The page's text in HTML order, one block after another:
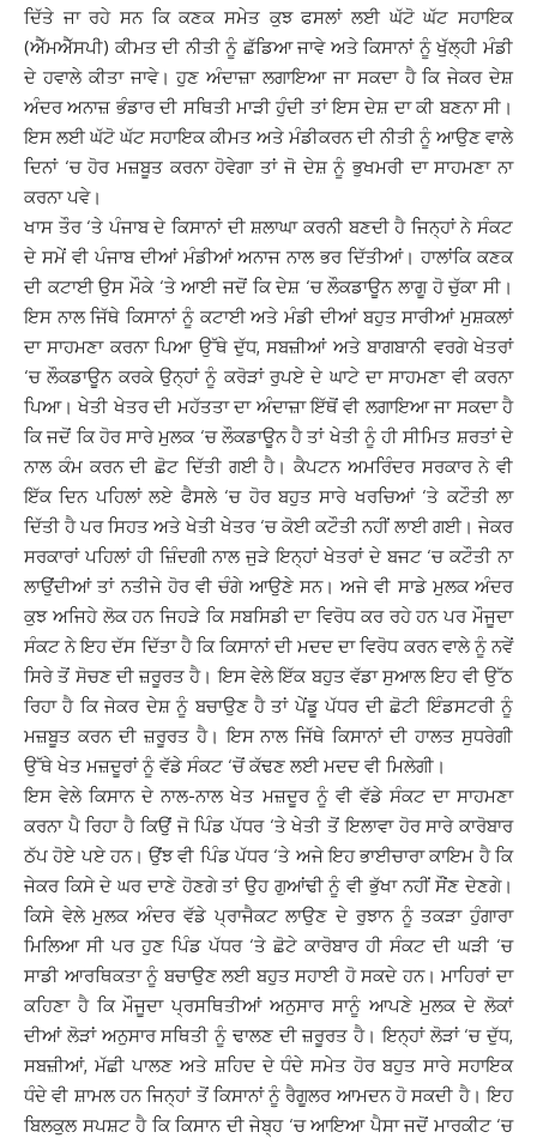
ਦਿੱਤੇ ਜਾ ਰਹੇ ਸਨ ਕਿ ਕਣਕ ਸਮੇਤ ਕੁਝ ਫਸਲਾਂ ਲਈ ਘੱਟੋ ਘੱਟ ਸਹਾਇਕ
(ਐੱਮਐੱਸਪੀ) ਕੀਮਤ ਦੀ ਨੀਤੀ ਨੂੰ ਛੱਡਿਆ ਜਾਵੇ ਅਤੇ ਕਿਸਾਨਾਂ ਨੂੰ ਖੁੱਲ੍ਹੀ ਮੰਡੀ
ਦੇ ਹਵਾਲੇ ਕੀਤਾ ਜਾਵੇ। ਹੁਣ ਅੰਦਾਜ਼ਾ ਲਗਾਇਆ ਜਾ ਸਕਦਾ ਹੈ ਕਿ ਜੇਕਰ ਦੇਸ਼
ਅੰਦਰ ਅਨਾਜ਼ ਭੰਡਾਰ ਦੀ ਸਥਿਤੀ ਮਾੜੀ ਹੁੰਦੀ ਤਾਂ ਇਸ ਦੇਸ਼ ਦਾ ਕੀ ਬਣਨਾ ਸੀ।
ਇਸ ਲਈ ਘੱਟੋ ਘੱਟ ਸਹਾਇਕ ਕੀਮਤ ਅਤੇ ਮੰਡੀਕਰਨ ਦੀ ਨੀਤੀ ਨੂੰ ਆਉਣ ਵਾਲੇ
ਦਿਨਾਂ ‘ਚ ਹੋਰ ਮਜ਼ਬੂਤ ਕਰਨਾ ਹੋਵੇਗਾ ਤਾਂ ਜੋ ਦੇਸ਼ ਨੂੰ ਭੁਖਮਰੀ ਦਾ ਸਾਹਮਣਾ ਨਾ
ਕਰਨਾ ਪਵੇ।
ਖਾਸ ਤੌਰ ‘ਤੇ ਪੰਜਾਬ ਦੇ ਕਿਸਾਨਾਂ ਦੀ ਸ਼ਲਾਘਾ ਕਰਨੀ ਬਣਦੀ ਹੈ ਜਿਨ੍ਹਾਂ ਨੇ ਸੰਕਟ
ਦੇ ਸਮੇਂ ਵੀ ਪੰਜਾਬ ਦੀਆਂ ਮੰਡੀਆਂ ਅਨਾਜ ਨਾਲ ਭਰ ਦਿੱਤੀਆਂ। ਹਾਲਾਂਕਿ ਕਣਕ
ਦੀ ਕਟਾਈ ਉਸ ਮੌਕੇ ‘ਤੇ ਆਈ ਜਦੋਂ ਕਿ ਦੇਸ਼ ‘ਚ ਲੌਕਡਾਊਨ ਲਾਗੂ ਹੋ ਚੁੱਕਾ ਸੀ।
ਇਸ ਨਾਲ ਜਿੱਥੇ ਕਿਸਾਨਾਂ ਨੂੰ ਕਟਾਈ ਅਤੇ ਮੰਡੀ ਦੀਆਂ ਬਹੁਤ ਸਾਰੀਆਂ ਮੁਸ਼ਕਲਾਂ
ਦਾ ਸਾਹਮਣਾ ਕਰਨਾ ਪਿਆ ਉੱਥੇ ਦੁੱਧ, ਸਬਜ਼ੀਆਂ ਅਤੇ ਬਾਗਬਾਨੀ ਵਰਗੇ ਖੇਤਰਾਂ
‘ਚ ਲੌਕਡਾਊਨ ਕਰਕੇ ਉਨ੍ਹਾਂ ਨੂੰ ਕਰੋੜਾਂ ਰੁਪਏ ਦੇ ਘਾਟੇ ਦਾ ਸਾਹਮਣਾ ਵੀ ਕਰਨਾ
ਪਿਆ। ਖੇਤੀ ਖੇਤਰ ਦੀ ਮਹੱਤਤਾ ਦਾ ਅੰਦਾਜ਼ਾ ਇੱਥੋਂ ਵੀ ਲਗਾਇਆ ਜਾ ਸਕਦਾ ਹੈ
ਕਿ ਜਦੋਂ ਕਿ ਹੋਰ ਸਾਰੇ ਮੁਲਕ ‘ਚ ਲੌਕਡਾਊਨ ਹੈ ਤਾਂ ਖੇਤੀ ਨੂੰ ਹੀ ਸੀਮਿਤ ਸ਼ਰਤਾਂ ਦੇ
ਨਾਲ ਕੰਮ ਕਰਨ ਦੀ ਛੋਟ ਦਿੱਤੀ ਗਈ ਹੈ। ਕੈਪਟਨ ਅਮਰਿੰਦਰ ਸਰਕਾਰ ਨੇ ਵੀ
ਇੱਕ ਦਿਨ ਪਹਿਲਾਂ ਲਏ ਫੈਸਲੇ ‘ਚ ਹੋਰ ਬਹੁਤ ਸਾਰੇ ਖਰਚਿਆਂ ‘ਤੇ ਕਟੌਤੀ ਲਾ
ਦਿੱਤੀ ਹੈ ਪਰ ਸਿਹਤ ਅਤੇ ਖੇਤੀ ਖੇਤਰ ‘ਚ ਕੋਈ ਕਟੌਤੀ ਨਹੀਂ ਲਾਈ ਗਈ। ਜੇਕਰ
ਸਰਕਾਰਾਂ ਪਹਿਲਾਂ ਹੀ ਜ਼ਿੰਦਗੀ ਨਾਲ ਜੁੜੇ ਇਨ੍ਹਾਂ ਖੇਤਰਾਂ ਦੇ ਬਜਟ ‘ਚ ਕਟੌਤੀ ਨਾ
ਲਾਉਂਦੀਆਂ ਤਾਂ ਨਤੀਜੇ ਹੋਰ ਵੀ ਚੰਗੇ ਆਉਣੇ ਸਨ। ਅਜੇ ਵੀ ਸਾਡੇ ਮੁਲਕ ਅੰਦਰ
ਕੁਝ ਅਜਿਹੇ ਲੋਕ ਹਨ ਜਿਹੜੇ ਕਿ ਸਬਸਿਡੀ ਦਾ ਵਿਰੋਧ ਕਰ ਰਹੇ ਹਨ ਪਰ ਮੌਜੂਦਾ
ਸੰਕਟ ਨੇ ਇਹ ਦੱਸ ਦਿੱਤਾ ਹੈ ਕਿ ਕਿਸਾਨਾਂ ਦੀ ਮਦਦ ਦਾ ਵਿਰੋਧ ਕਰਨ ਵਾਲੇ ਨੂੰ ਨਵੇਂ
ਸਿਰੇ ਤੋਂ ਸੋਚਣ ਦੀ ਜ਼ਰੂਰਤ ਹੈ। ਇਸ ਵੇਲੇ ਇੱਕ ਬਹੁਤ ਵੱਡਾ ਸੁਆਲ ਇਹ ਵੀ ਉੱਠ
ਰਿਹਾ ਹੈ ਕਿ ਜੇਕਰ ਦੇਸ਼ ਨੂੰ ਬਚਾਉਣ ਹੈ ਤਾਂ ਪੇਂਡੂ ਪੱਧਰ ਦੀ ਛੋਟੀ ਇੰਡਸਟਰੀ ਨੂੰ
ਮਜ਼ਬੂਤ ਕਰਨ ਦੀ ਜ਼ਰੂਰਤ ਹੈ। ਇਸ ਨਾਲ ਜਿੱਥੇ ਕਿਸਾਨਾਂ ਦੀ ਹਾਲਤ ਸੁਧਰੇਗੀ
ਉੱਥੇ ਖੇਤ ਮਜ਼ਦੂਰਾਂ ਨੂੰ ਵੱਡੇ ਸੰਕਟ ‘ਚੋਂ ਕੱਢਣ ਲਈ ਮਦਦ ਵੀ ਮਿਲੇਗੀ।
ਇਸ ਵੇਲੇ ਕਿਸਾਨ ਦੇ ਨਾਲ-ਨਾਲ ਖੇਤ ਮਜ਼ਦੂਰ ਨੂੰ ਵੀ ਵੱਡੇ ਸੰਕਟ ਦਾ ਸਾਹਮਣਾ
ਕਰਨਾ ਪੈ ਰਿਹਾ ਹੈ ਕਿਉਂ ਜੋ ਪਿੰਡ ਪੱਧਰ ‘ਤੇ ਖੇਤੀ ਤੋਂ ਇਲਾਵਾ ਹੋਰ ਸਾਰੇ ਕਾਰੋਬਾਰ
ਠੱਪ ਹੋਏ ਪਏ ਹਨ। ਉਂਝ ਵੀ ਪਿੰਡ ਪੱਧਰ ‘ਤੇ ਅਜੇ ਇਹ ਭਾਈਚਾਰਾ ਕਾਇਮ ਹੈ ਕਿ
ਜੇਕਰ ਕਿਸੇ ਦੇ ਘਰ ਦਾਣੇ ਹੋਣਗੇ ਤਾਂ ਉਹ ਗੁਆਂਢੀ ਨੂੰ ਵੀ ਭੁੱਖਾ ਨਹੀਂ ਸੌਂਣ ਦੇਣਗੇ।
ਕਿਸੇ ਵੇਲੇ ਮੁਲਕ ਅੰਦਰ ਵੱਡੇ ਪ੍ਰਾਜੈਕਟ ਲਾਉਣ ਦੇ ਰੁਝਾਨ ਨੂੰ ਤਕੜਾ ਹੁੰਗਾਰਾ
ਮਿਲਿਆ ਸੀ ਪਰ ਹੁਣ ਪਿੰਡ ਪੱਧਰ ‘ਤੇ ਛੋਟੇ ਕਾਰੋਬਾਰ ਹੀ ਸੰਕਟ ਦੀ ਘੜੀ ‘ਚ
ਸਾਡੀ ਆਰਥਿਕਤਾ ਨੂੰ ਬਚਾਉਣ ਲਈ ਬਹੁਤ ਸਹਾਈ ਹੋ ਸਕਦੇ ਹਨ। ਮਾਹਿਰਾਂ ਦਾ
ਕਹਿਣਾ ਹੈ ਕਿ ਮੌਜੂਦਾ ਪ੍ਰਸਥਿਤੀਆਂ ਅਨੁਸਾਰ ਸਾਨੂੰ ਆਪਣੇ ਮੁਲਕ ਦੇ ਲੋਕਾਂ
ਦੀਆਂ ਲੋੜਾਂ ਅਨੁਸਾਰ ਸਥਿਤੀ ਨੂੰ ਢਾਲਣ ਦੀ ਜ਼ਰੂਰਤ ਹੈ। ਇਨ੍ਹਾਂ ਲੋੜਾਂ ‘ਚ ਦੁੱਧ,
ਸਬਜ਼ੀਆਂ, ਮੱਛੀ ਪਾਲਣ ਅਤੇ ਸ਼ਹਿਦ ਦੇ ਧੰਦੇ ਸਮੇਤ ਹੋਰ ਬਹੁਤ ਸਾਰੇ ਸਹਾਇਕ
ਧੰਦੇ ਵੀ ਸ਼ਾਮਲ ਹਨ ਜਿਨ੍ਹਾਂ ਤੋਂ ਕਿਸਾਨਾਂ ਨੂੰ ਰੈਗੂਲਰ ਆਮਦਨ ਹੋ ਸਕਦੀ ਹੈ। ਇਹ
ਬਿਲਕੁਲ ਸਪਸ਼ਟ ਹੈ ਕਿ ਕਿਸਾਨ ਦੀ ਜੇਬ੍ਹ ‘ਚ ਆਇਆ ਪੈਸਾ ਜਦੋਂ ਮਾਰਕੀਟ ‘ਚ